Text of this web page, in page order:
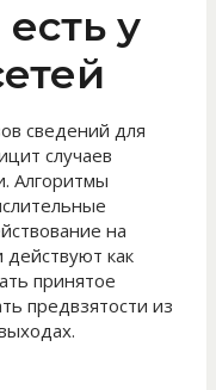
у
сведений для
случаев
Алгоритмы
на
действуют как
принятое
предвзятости из